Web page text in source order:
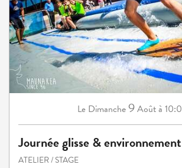
Le Dimanche9Aoûtà
Journée glisse & environnement
ATELIER / STAGE